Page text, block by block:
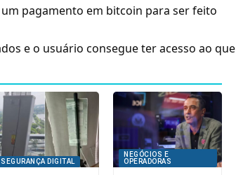
pagamento em bitcoin para ser feito
e o usuário consegue ter acesso ao que
SEGURANÇA DIGITAL
NEGÓCIOS E
OPERADORAS